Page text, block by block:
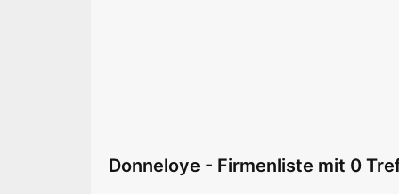
Donneloye - Firmenliste mit 0